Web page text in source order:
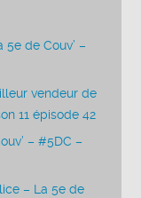
de Couv’ –
vendeur de
11 épisode 42
– #5DC –
– La 5e de